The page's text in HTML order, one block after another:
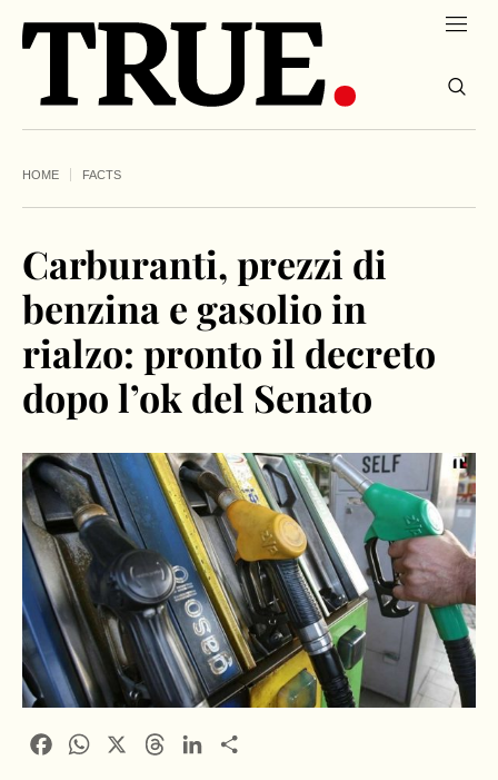
HOME FACTS
Carburanti, prezzi di
benzina e gasolio in
rialzo: pronto il decreto
dopo l’ok del Senato
FacebookWhatsApp ThreadsLinkedIn